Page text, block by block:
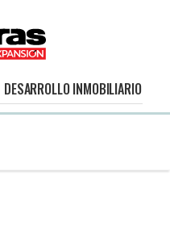
DESARROLLO INMOBILIARIO